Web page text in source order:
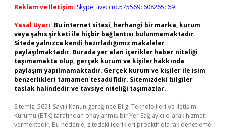
Reklam ve İletişim: Skype: live:.cid.575569c608265c69
Yasal Uyarı: Bu internet sitesi, herhangi bir marka, kurum
veya şahıs şirketi ile hiçbir bağlantısı bulunmamaktadır.
Sitede yalnızca kendi hazırladığımız makaleler
paylaşılmaktadır. Burada yer alan içerikler haber niteliği
taşımamakta olup, gerçek kurum ve kişiler hakkında
paylaşım yapılmamaktadır. Gerçek kurum ve kişiler ile isim
benzerlikleri tamamen tesadüfidir. Sitemizdeki bilgiler
taslak halindedir ve tavsiye niteliği taşımazlar.
Sitemiz, 5651 Sayılı Kanun gereğince Bilgi Teknolojileri ve İletişim
Kurumu (BTK) tarafından onaylanmış bir Yer Sağlayıcı olarak hizmet
vermektedir. Bu nedenle, sitedeki içerikleri proaktif olarak denetleme